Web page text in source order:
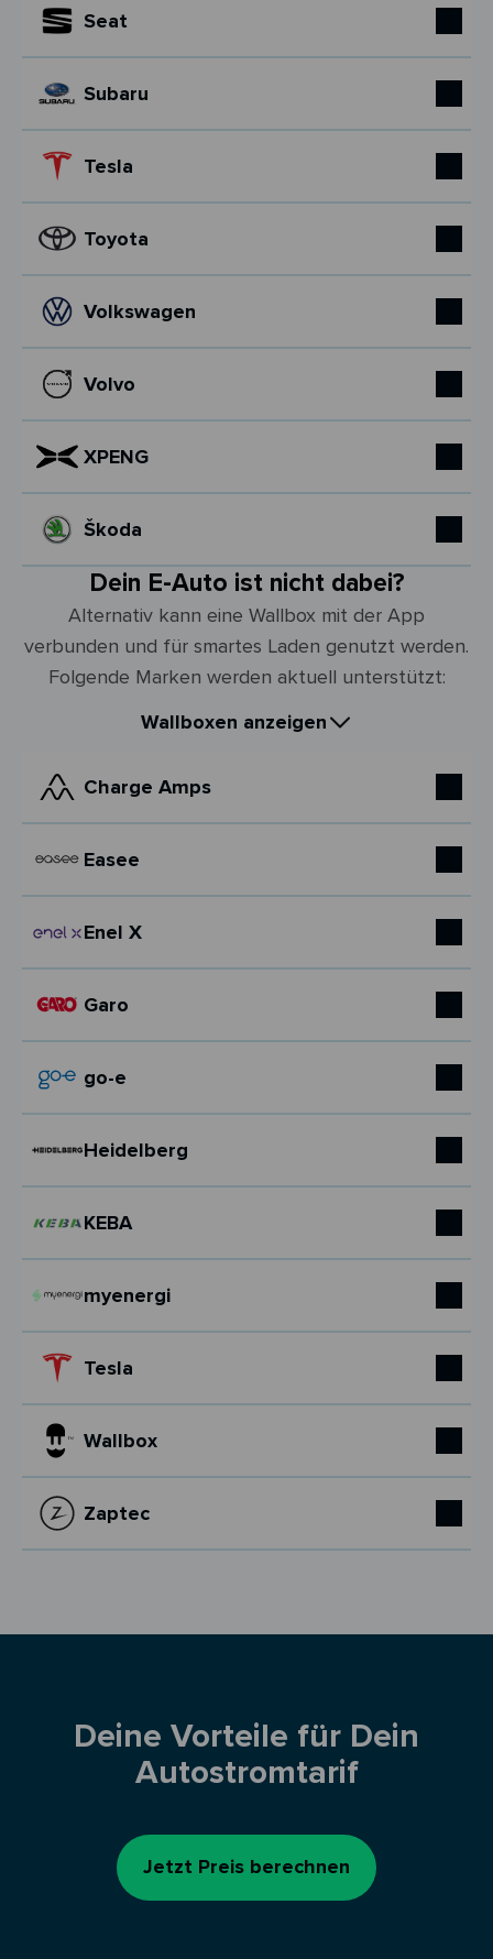
Seat
Subaru
Tesla
Toyota
Volkswagen
Volvo
XPENG
Škoda
Dein E-Auto ist nicht dabei?
Alternativ kann eine Wallbox mit der App
verbunden und für smartes Laden genutzt werden.
Folgende Marken werden aktuell unterstützt:
Wallboxen anzeigen
Charge Amps
Easee
Enel X
Garo
go-e
Heidelberg
KEBA
myenergi
Tesla
Wallbox
Zaptec
Deine Vorteile für Dein
Autostromtarif
Jetzt Preis berechnen